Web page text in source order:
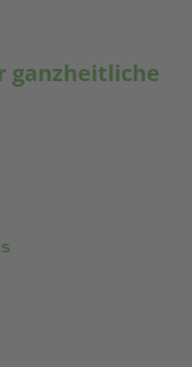
ganzheitliche